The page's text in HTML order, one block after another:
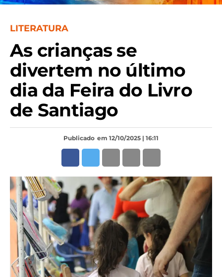
LITERATURA
As crianças se
divertem no último
dia da Feira do Livro
de Santiago
Publicado em 12/10/2025 | 16:11